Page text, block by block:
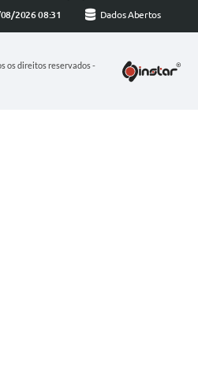
2026 08:31 Dados Abertos
os direitos reservados -